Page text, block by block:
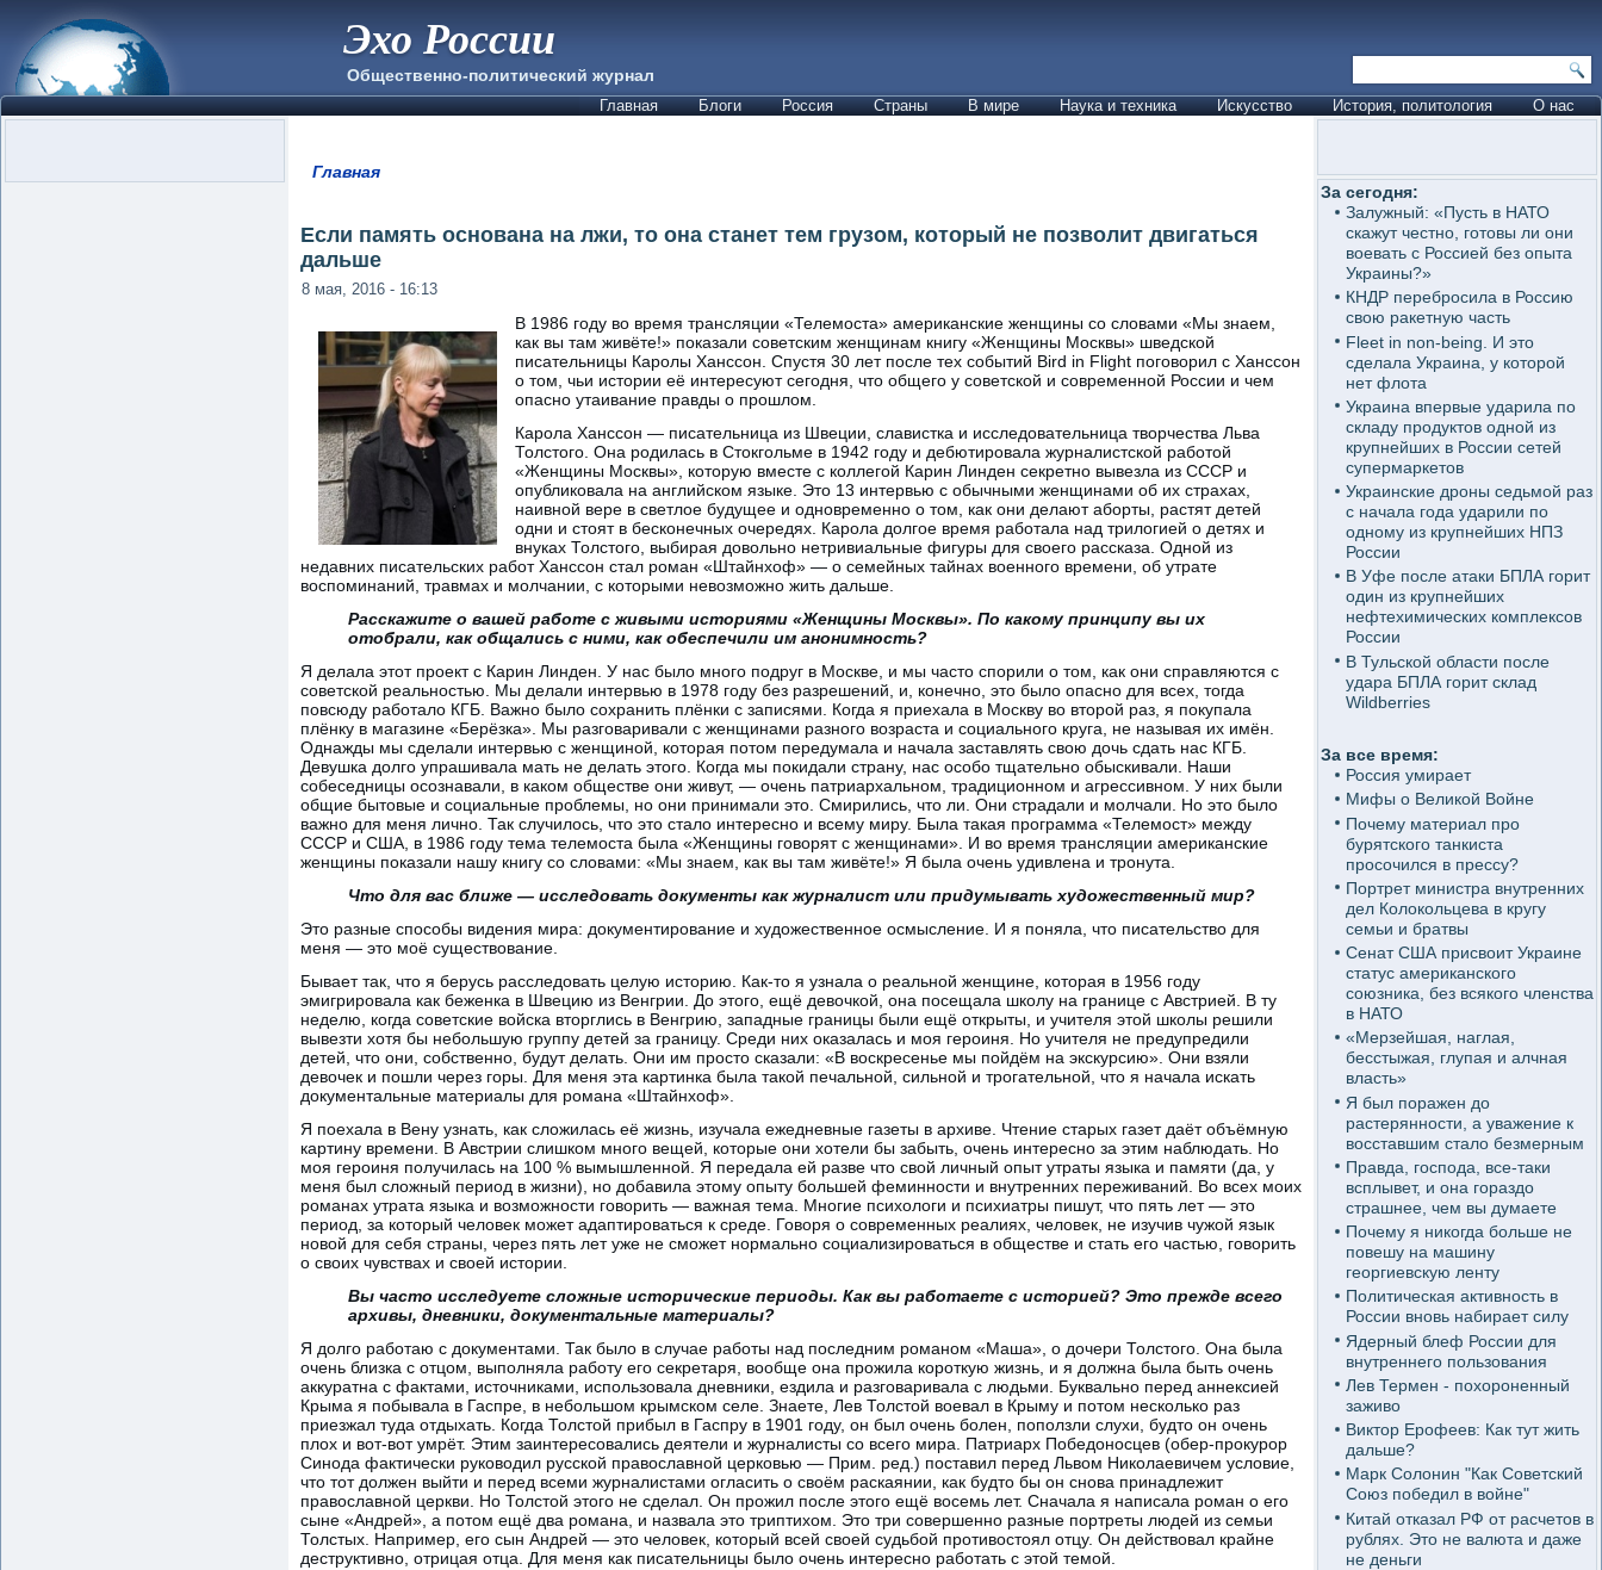
Эхо России
Общественно-политический журнал
Главная Блоги Россия Страны В мире Наука и техника Искусство История, политология О нас
Главная
Если память основана на лжи, то она станет тем грузом, который не позволит двигаться
дальше
8 мая, 2016 - 16:13
В 1986 году во время трансляции «Телемоста» американские женщины со словами «Мы знаем,
как вы там живёте!» показали советским женщинам книгу «Женщины Москвы» шведской
писательницы Каролы Ханссон. Спустя 30 лет после тех событий Bird in Flight поговорил с Ханссон
о том, чьи истории её интересуют сегодня, что общего у советской и современной России и чем
опасно утаивание правды о прошлом.
Карола Ханссон — писательница из Швеции, славистка и исследовательница творчества Льва
Толстого. Она родилась в Стокгольме в 1942 году и дебютировала журналистской работой
«Женщины Москвы», которую вместе с коллегой Карин Линден секретно вывезла из СССР и
опубликовала на английском языке. Это 13 интервью с обычными женщинами об их страхах,
наивной вере в светлое будущее и одновременно о том, как они делают аборты, растят детей
одни и стоят в бесконечных очередях. Карола долгое время работала над трилогией о детях и
внуках Толстого, выбирая довольно нетривиальные фигуры для своего рассказа. Одной из
недавних писательских работ Ханссон стал роман «Штайнхоф» — о семейных тайнах военного времени, об утрате
воспоминаний, травмах и молчании, с которыми невозможно жить дальше.
Расскажите о вашей работе с живыми историями «Женщины Москвы». По какому принципу вы их
отобрали, как общались с ними, как обеспечили им анонимность?
Я делала этот проект с Карин Линден. У нас было много подруг в Москве, и мы часто спорили о том, как они справляются с
советской реальностью. Мы делали интервью в 1978 году без разрешений, и, конечно, это было опасно для всех, тогда
повсюду работало КГБ. Важно было сохранить плёнки с записями. Когда я приехала в Москву во второй раз, я покупала
плёнку в магазине «Берёзка». Мы разговаривали с женщинами разного возраста и социального круга, не называя их имён.
Однажды мы сделали интервью с женщиной, которая потом передумала и начала заставлять свою дочь сдать нас КГБ.
Девушка долго упрашивала мать не делать этого. Когда мы покидали страну, нас особо тщательно обыскивали. Наши
собеседницы осознавали, в каком обществе они живут, — очень патриархальном, традиционном и агрессивном. У них были
общие бытовые и социальные проблемы, но они принимали это. Смирились, что ли. Они страдали и молчали. Но это было
важно для меня лично. Так случилось, что это стало интересно и всему миру. Была такая программа «Телемост» между
СССР и США, в 1986 году тема телемоста была «Женщины говорят с женщинами». И во время трансляции американские
женщины показали нашу книгу со словами: «Мы знаем, как вы там живёте!» Я была очень удивлена и тронута.
Что для вас ближе — исследовать документы как журналист или придумывать художественный мир?
Это разные способы видения мира: документирование и художественное осмысление. И я поняла, что писательство для
меня — это моё существование.
Бывает так, что я берусь расследовать целую историю. Как-то я узнала о реальной женщине, которая в 1956 году
эмигрировала как беженка в Швецию из Венгрии. До этого, ещё девочкой, она посещала школу на границе с Австрией. В ту
неделю, когда советские войска вторглись в Венгрию, западные границы были ещё открыты, и учителя этой школы решили
вывезти хотя бы небольшую группу детей за границу. Среди них оказалась и моя героиня. Но учителя не предупредили
детей, что они, собственно, будут делать. Они им просто сказали: «В воскресенье мы пойдём на экскурсию». Они взяли
девочек и пошли через горы. Для меня эта картинка была такой печальной, сильной и трогательной, что я начала искать
документальные материалы для романа «Штайнхоф».
Я поехала в Вену узнать, как сложилась её жизнь, изучала ежедневные газеты в архиве. Чтение старых газет даёт объёмную
картину времени. В Австрии слишком много вещей, которые они хотели бы забыть, очень интересно за этим наблюдать. Но
моя героиня получилась на 100 % вымышленной. Я передала ей разве что свой личный опыт утраты языка и памяти (да, у
меня был сложный период в жизни), но добавила этому опыту большей феминности и внутренних переживаний. Во всех моих
романах утрата языка и возможности говорить — важная тема. Многие психологи и психиатры пишут, что пять лет — это
период, за который человек может адаптироваться к среде. Говоря о современных реалиях, человек, не изучив чужой язык
новой для себя страны, через пять лет уже не сможет нормально социализироваться в обществе и стать его частью, говорить
о своих чувствах и своей истории.
Вы часто исследуете сложные исторические периоды. Как вы работаете с историей? Это прежде всего
архивы, дневники, документальные материалы?
Я долго работаю с документами. Так было в случае работы над последним романом «Маша», о дочери Толстого. Она была
очень близка с отцом, выполняла работу его секретаря, вообще она прожила короткую жизнь, и я должна была быть очень
аккуратна с фактами, источниками, использовала дневники, ездила и разговаривала с людьми. Буквально перед аннексией
Крыма я побывала в Гаспре, в небольшом крымском селе. Знаете, Лев Толстой воевал в Крыму и потом несколько раз
приезжал туда отдыхать. Когда Толстой прибыл в Гаспру в 1901 году, он был очень болен, поползли слухи, будто он очень
плох и вот-вот умрёт. Этим заинтересовались деятели и журналисты со всего мира. Патриарх Победоносцев (обер-прокурор
Синода фактически руководил русской православной церковью — Прим. ред.) поставил перед Львом Николаевичем условие,
что тот должен выйти и перед всеми журналистами огласить о своём раскаянии, как будто бы он снова принадлежит
православной церкви. Но Толстой этого не сделал. Он прожил после этого ещё восемь лет. Сначала я написала роман о его
сыне «Андрей», а потом ещё два романа, и назвала это триптихом. Это три совершенно разные портреты людей из семьи
Толстых. Например, его сын Андрей — это человек, который всей своей судьбой противостоял отцу. Он действовал крайне
деструктивно, отрицая отца. Для меня как писательницы было очень интересно работать с этой темой.
За сегодня:
Залужный: «Пусть в НАТО
скажут честно, готовы ли они
воевать с Россией без опыта
Украины?»
КНДР перебросила в Россию
свою ракетную часть
Fleet in non-being. И это
сделала Украина, у которой
нет флота
Украина впервые ударила по
складу продуктов одной из
крупнейших в России сетей
супермаркетов
Украинские дроны седьмой раз
с начала года ударили по
одному из крупнейших НПЗ
России
В Уфе после атаки БПЛА горит
один из крупнейших
нефтехимических комплексов
России
В Тульской области после
удара БПЛА горит склад
Wildberries
За все время:
Россия умирает
Мифы о Великой Войне
Почему материал про
бурятского танкиста
просочился в прессу?
Портрет министра внутренних
дел Колокольцева в кругу
семьи и братвы
Сенат США присвоит Украине
статус американского
союзника, без всякого членства
в НАТО
«Мерзейшая, наглая,
бесстыжая, глупая и алчная
власть»
Я был поражен до
растерянности, а уважение к
восставшим стало безмерным
Правда, господа, все-таки
всплывет, и она гораздо
страшнее, чем вы думаете
Почему я никогда больше не
повешу на машину
георгиевскую ленту
Политическая активность в
России вновь набирает силу
Ядерный блеф России для
внутреннего пользования
Лев Термен - похороненный
заживо
Виктор Ерофеев: Как тут жить
дальше?
Марк Солонин "Как Советский
Союз победил в войне"
Китай отказал РФ от расчетов в
рублях. Это не валюта и даже
не деньги